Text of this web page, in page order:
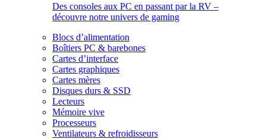
Des consoles aux PC en passant par la RV –
découvre notre univers de gaming
Blocs d’alimentation
Boîtiers PC & barebones
Cartes d’interface
Cartes graphiques
Cartes mères
Disques durs & SSD
Lecteurs
Mémoire vive
Processeurs
Ventilateurs & refroidisseurs